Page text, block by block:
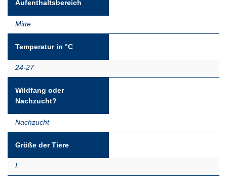
Aufenthaltsbereich
Mitte
Temperatur in °C
24-27
Wildfang oder
Nachzucht?
Nachzucht
Größe der Tiere
L